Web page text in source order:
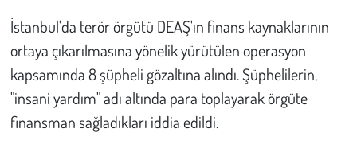
İstanbul'da terör örgütü DEAŞ'ın finans kaynaklarının
ortaya çıkarılmasına yönelik yürütülen operasyon
kapsamında 8 şüpheli gözaltına alındı. Şüphelilerin,
"insani yardım" adı altında para toplayarak örgüte
finansman sağladıkları iddia edildi.
İnsan Hakları
Hayvan Hakları